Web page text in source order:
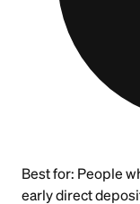
Best for: People
early direct